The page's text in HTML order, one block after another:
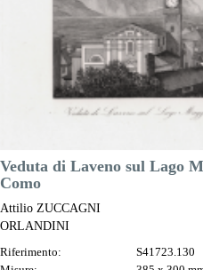
Veduta di Laveno sul Lago
Como
Attilio ZUCCAGNI
ORLANDINI
Riferimento:
S41723.130